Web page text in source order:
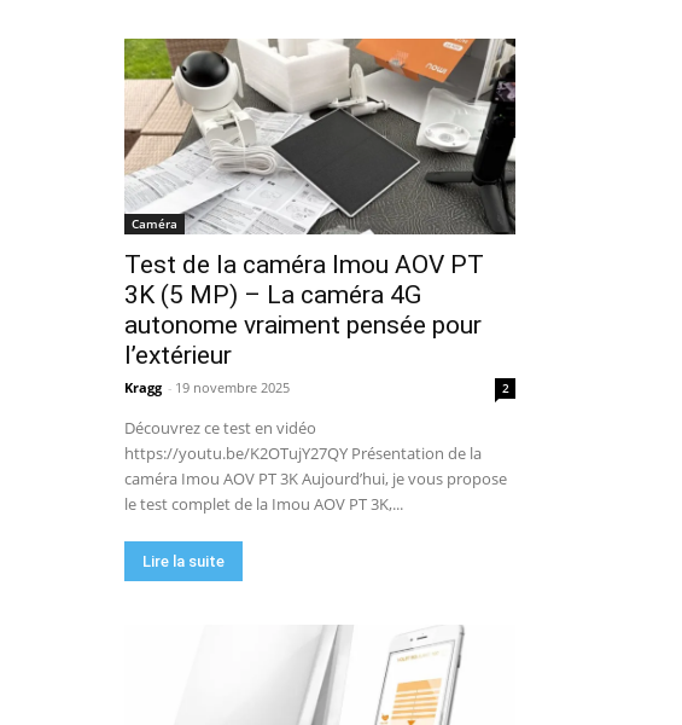
Caméra
Test de la caméra Imou AOV PT
3K (5 MP) – La caméra 4G
autonome vraiment pensée pour
l’extérieur
Kragg - 19 novembre 2025 2
Découvrez ce test en vidéo
https://youtu.be/K2OTujY27QY Présentation de la
caméra Imou AOV PT 3K Aujourd’hui, je vous propose
le test complet de la Imou AOV PT 3K,...
Lire la suite